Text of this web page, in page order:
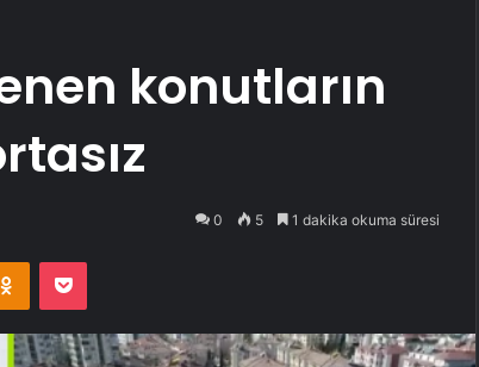
konutların
0 5 1 dakika okuma süresi
Odnoklassniki
Pocket